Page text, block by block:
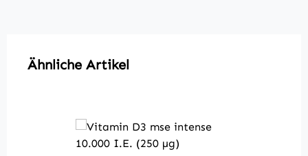
Produktgalerie überspringen
Ähnliche Artikel